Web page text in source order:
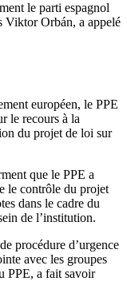
le parti espagnol
Viktor Orbán, a appelé
européen, le PPE
le recours à la
du projet de loi sur
que le PPE a
le contrôle du projet
dans le cadre du
de l’institution.
procédure d’urgence
avec les groupes
PPE, a fait savoir